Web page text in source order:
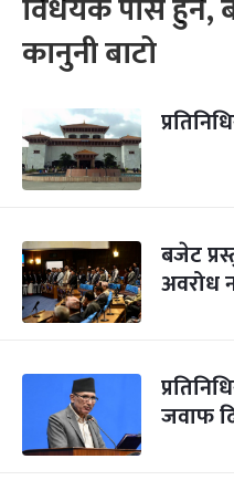
विधेयक पास हुने,
कानुनी बाटो
बजेट
अवरोध
जवाफ